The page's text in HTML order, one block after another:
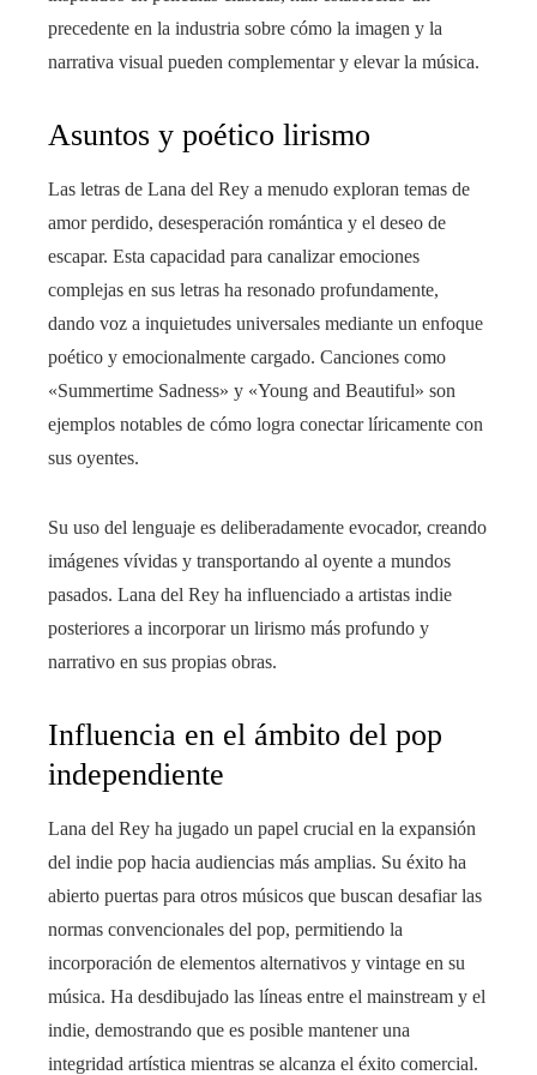
precedente en la industria sobre cómo la imagen y la
narrativa visual pueden complementar y elevar la música.
Asuntos y poético lirismo
Las letras de Lana del Rey a menudo exploran temas de
amor perdido, desesperación romántica y el deseo de
escapar. Esta capacidad para canalizar emociones
complejas en sus letras ha resonado profundamente,
dando voz a inquietudes universales mediante un enfoque
poético y emocionalmente cargado. Canciones como
«Summertime Sadness» y «Young and Beautiful» son
ejemplos notables de cómo logra conectar líricamente con
sus oyentes.
Su uso del lenguaje es deliberadamente evocador, creando
imágenes vívidas y transportando al oyente a mundos
pasados. Lana del Rey ha influenciado a artistas indie
posteriores a incorporar un lirismo más profundo y
narrativo en sus propias obras.
Influencia en el ámbito del pop
independiente
Lana del Rey ha jugado un papel crucial en la expansión
del indie pop hacia audiencias más amplias. Su éxito ha
abierto puertas para otros músicos que buscan desafiar las
normas convencionales del pop, permitiendo la
incorporación de elementos alternativos y vintage en su
música. Ha desdibujado las líneas entre el mainstream y el
indie, demostrando que es posible mantener una
integridad artística mientras se alcanza el éxito comercial.